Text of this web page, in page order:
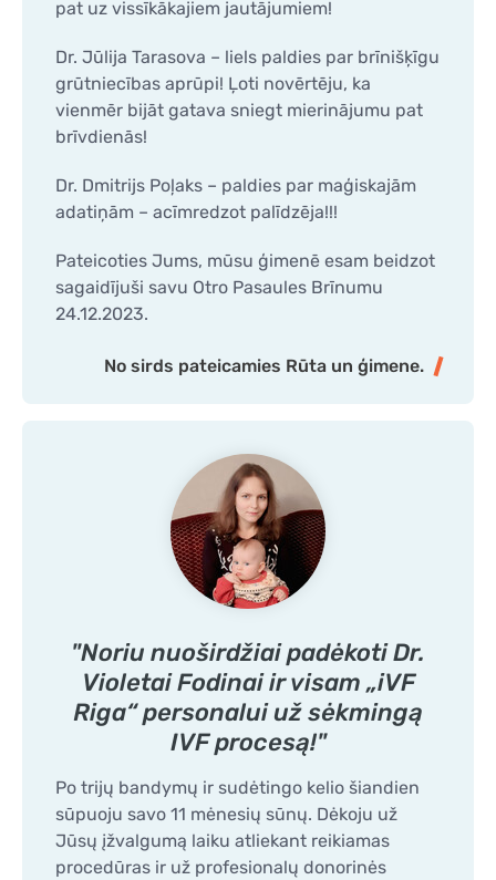
pat uz vissīkākajiem jautājumiem!
Dr. Jūlija Tarasova – liels paldies par brīnišķīgu
grūtniecības aprūpi! Ļoti novērtēju, ka
vienmēr bijāt gatava sniegt mierinājumu pat
brīvdienās!
Dr. Dmitrijs Poļaks – paldies par maģiskajām
adatiņām – acīmredzot palīdzēja!!!
Pateicoties Jums, mūsu ģimenē esam beidzot
sagaidījuši savu Otro Pasaules Brīnumu
24.12.2023.
No sirds pateicamies Rūta un ģimene.
"Noriu nuoširdžiai padėkoti Dr.
Violetai Fodinai ir visam „iVF
Riga“ personalui už sėkmingą
IVF procesą!"
Po trijų bandymų ir sudėtingo kelio šiandien
sūpuoju savo 11 mėnesių sūnų. Dėkoju už
Jūsų įžvalgumą laiku atliekant reikiamas
procedūras ir už profesionalų donorinės